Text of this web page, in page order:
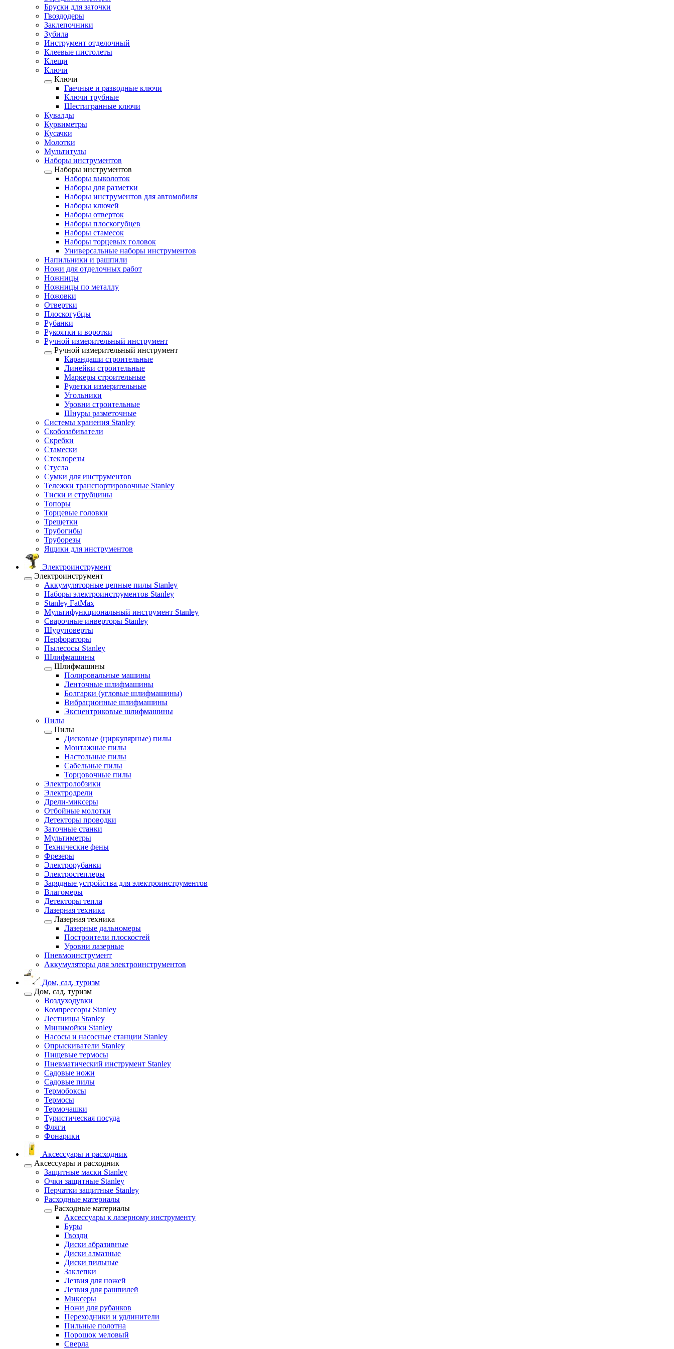
Бруски для заточки
Гвоздодеры
Заклепочники
Зубила
Инструмент отделочный
Клеевые пистолеты
Клещи
Ключи
Ключи
Гаечные и разводные ключи
Ключи трубные
Шестигранные ключи
Кувалды
Курвиметры
Кусачки
Молотки
Мультитулы
Наборы инструментов
Наборы инструментов
Наборы выколоток
Наборы для разметки
Наборы инструментов для автомобиля
Наборы ключей
Наборы отверток
Наборы плоскогубцев
Наборы стамесок
Наборы торцевых головок
Универсальные наборы инструментов
Напильники и рашпили
Ножи для отделочных работ
Ножницы
Ножницы по металлу
Ножовки
Отвертки
Плоскогубцы
Рубанки
Рукоятки и воротки
Ручной измерительный инструмент
Ручной измерительный инструмент
Карандаши строительные
Линейки строительные
Маркеры строительные
Рулетки измерительные
Угольники
Уровни строительные
Шнуры разметочные
Системы хранения Stanley
Скобозабиватели
Скребки
Стамески
Стеклорезы
Стусла
Сумки для инструментов
Тележки транспортировочные Stanley
Тиски и струбцины
Топоры
Торцевые головки
Трещетки
Трубогибы
Труборезы
Ящики для инструментов
Электроинструмент
Электроинструмент
Аккумуляторные цепные пилы Stanley
Наборы электроинструментов Stanley
Stanley FatMax
Мультифункциональный инструмент Stanley
Сварочные инверторы Stanley
Шуруповерты
Перфораторы
Пылесосы Stanley
Шлифмашины
Шлифмашины
Полировальные машины
Ленточные шлифмашины
Болгарки (угловые шлифмашины)
Вибрационные шлифмашины
Эксцентриковые шлифмашины
Пилы
Пилы
Дисковые (циркулярные) пилы
Монтажные пилы
Настольные пилы
Сабельные пилы
Торцовочные пилы
Электролобзики
Электродрели
Дрели-миксеры
Отбойные молотки
Детекторы проводки
Заточные станки
Мультиметры
Технические фены
Фрезеры
Электрорубанки
Электростеплеры
Зарядные устройства для электроинструментов
Влагомеры
Детекторы тепла
Лазерная техника
Лазерная техника
Лазерные дальномеры
Построители плоскостей
Уровни лазерные
Пневмоинструмент
Аккумуляторы для электроинструментов
Дом, сад, туризм
Дом, сад, туризм
Воздуходувки
Компрессоры Stanley
Лестницы Stanley
Минимойки Stanley
Насосы и насосные станции Stanley
Опрыскиватели Stanley
Пищевые термосы
Пневматический инструмент Stanley
Садовые ножи
Садовые пилы
Термобоксы
Термосы
Термочашки
Туристическая посуда
Фляги
Фонарики
Аксессуары и расходник
Аксессуары и расходник
Защитные маски Stanley
Очки защитные Stanley
Перчатки защитные Stanley
Расходные материалы
Расходные материалы
Аксессуары к лазерному инструменту
Буры
Гвозди
Диски абразивные
Диски алмазные
Диски пильные
Заклепки
Лезвия для ножей
Лезвия для рашпилей
Миксеры
Ножи для рубанков
Переходники и удлинители
Пильные полотна
Порошок меловый
Сверла